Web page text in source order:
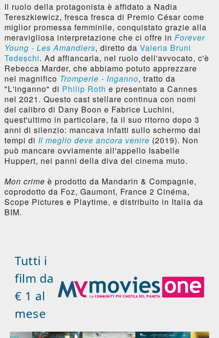
Il ruolo della protagonista è affidato a Nadia
Tereszkiewicz, fresca fresca di Premio César come
miglior promessa femminile, conquistato grazie alla
meravigliosa interpretazione che ci offre in Forever
Young - Les Amandiers, diretto da Valeria Bruni
Tedeschi. Ad affiancarla, nel ruolo dell'avvocato, c'è
Rebecca Marder, che abbiamo potuto apprezzare
nel magnifico Tromperie - Inganno, tratto da
"L'inganno" di Philip Roth e presentato a Cannes
nel 2021. Questo cast stellare continua con nomi
del calibro di Dany Boon e Fabrice Luchini,
quest'ultimo in particolare, fa il suo ritorno dopo 3
anni di silenzio: mancava infatti sullo schermo dai
tempi di Il meglio deve ancora venire (2019). Non
può mancare ovviamente all'appello Isabelle
Huppert, nei panni della diva del cinema muto.
Mon crime è prodotto da Mandarin & Compagnie,
coprodotto da Foz, Gaumont, France 2 Cinéma,
Scope Pictures e Playtime, e distribuito in Italia da
BIM.
Tutti i
film da
€ 1 al
mese